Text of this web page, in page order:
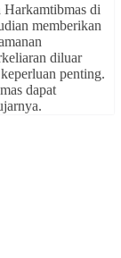
di
memberikan
diluar
penting.
dapat